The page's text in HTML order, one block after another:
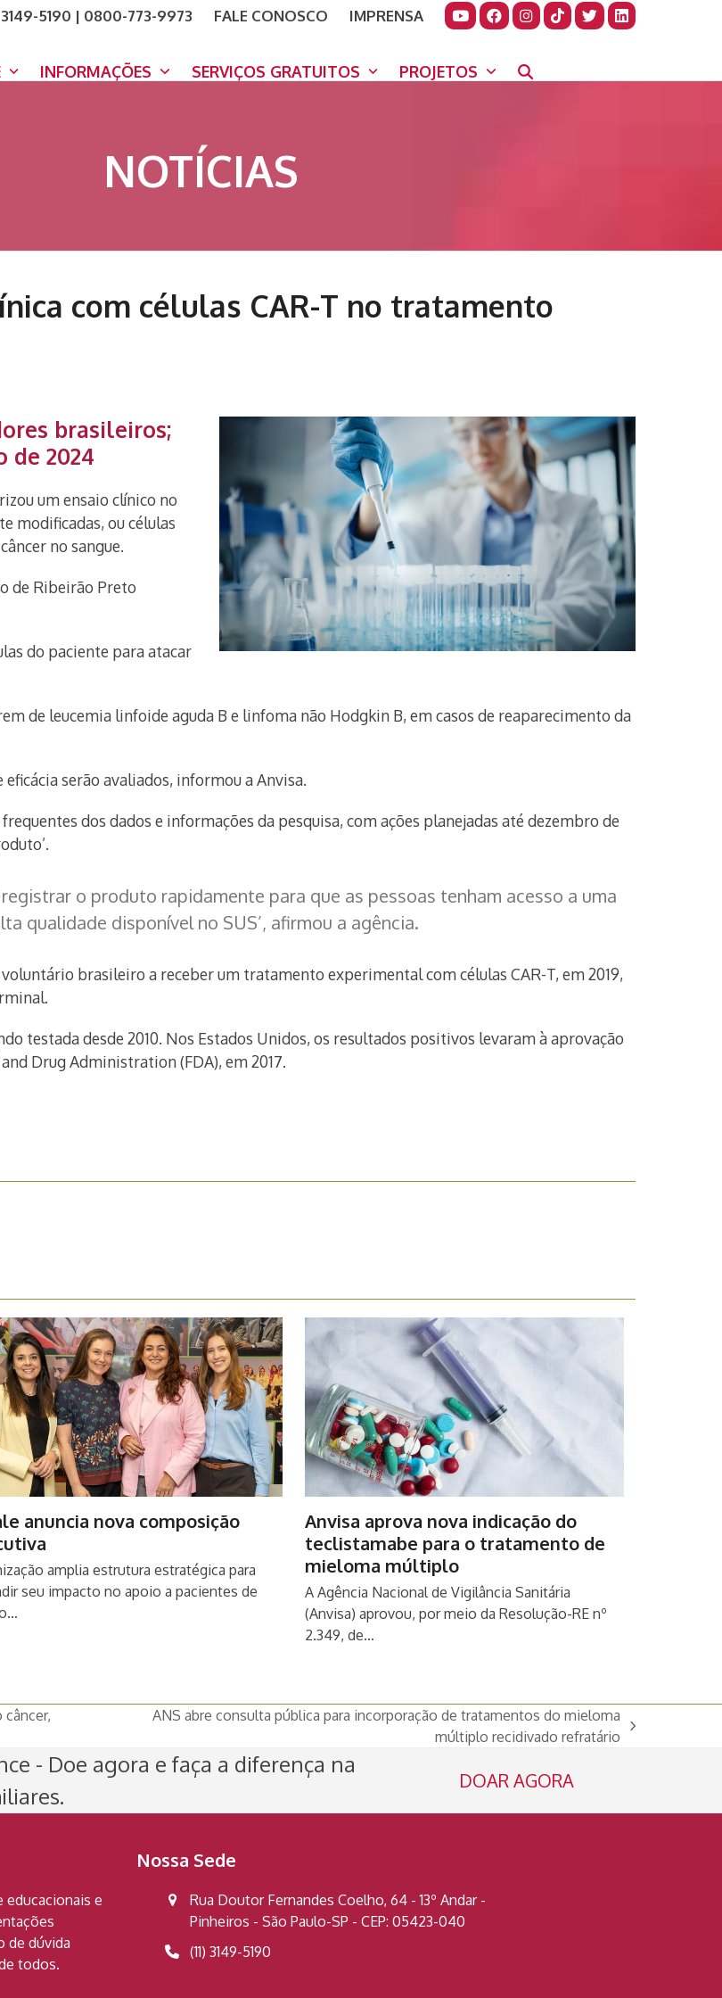
3149-5190 | 0800-773-9973 FALE CONOSCO
IMPRENSA
INFORMAÇÕES SERVIÇOS GRATUITOS PROJETOS
NOTÍCIAS
com células CAR-T no tratamento
brasileiros;
de 2024
um ensaio clínico no
modificadas, ou células
no sangue.
de Ribeirão Preto
do paciente para atacar
de leucemia linfoide aguda B e linfoma não Hodgkin B, em casos de reaparecimento da
serão avaliados, informou a Anvisa.
dos dados e informações da pesquisa, com ações planejadas até dezembro de
o produto rapidamente para que as pessoas tenham acesso a uma
qualidade disponível no SUS’, afirmou a agência.
brasileiro a receber um tratamento experimental com células CAR-T, em 2019,
testada desde 2010. Nos Estados Unidos, os resultados positivos levaram à aprovação
Drug Administration (FDA), em 2017.
anuncia nova composição
amplia estrutura estratégica para
seu impacto no apoio a pacientes de
Anvisa aprova nova indicação do
teclistamabe para o tratamento de
mieloma múltiplo
A Agência Nacional de Vigilância Sanitária
(Anvisa) aprovou, por meio da Resolução-RE nº
2.349, de…
post:
ANS abre consulta pública para incorporação de tratamentos do mieloma
múltiplo recidivado refratário
- Doe agora e faça a diferença na
DOAR AGORA
e
de dúvida
todos.
Nossa Sede
Rua Doutor Fernandes Coelho, 64 - 13º Andar -
Pinheiros - São Paulo-SP - CEP: 05423-040
(11) 3149-5190